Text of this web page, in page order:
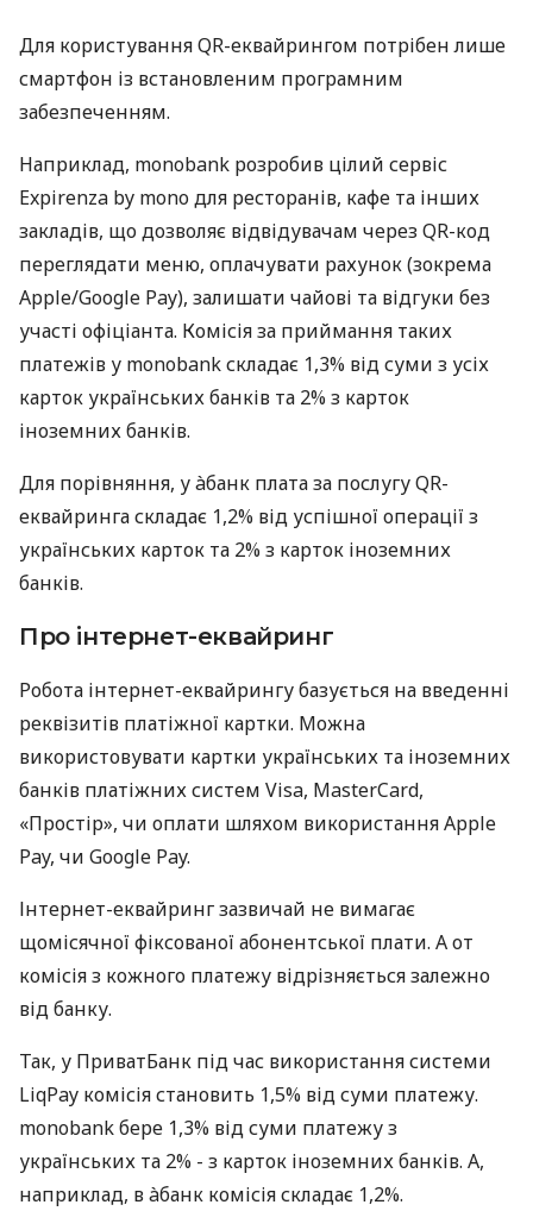
Для користування QR-еквайрингом потрібен лише
смартфон із встановленим програмним
забезпеченням.
Наприклад, monobank розробив цілий сервіс
Expirenza by mono для ресторанів, кафе та інших
закладів, що дозволяє відвідувачам через QR-код
переглядати меню, оплачувати рахунок (зокрема
Apple/Google Pay), залишати чайові та відгуки без
участі офіціанта. Комісія за приймання таких
платежів у monobank складає 1,3% від суми з усіх
карток українських банків та 2% з карток
іноземних банків.
Для порівняння, у àбанк плата за послугу QR-
еквайринга складає 1,2% від успішної операції з
українських карток та 2% з карток іноземних
банків.
Про інтернет-еквайринг
Робота інтернет-еквайрингу базується на введенні
реквізитів платіжної картки. Можна
використовувати картки українських та іноземних
банків платіжних систем Visa, MasterCard,
«Простір», чи оплати шляхом використання Apple
Pay, чи Google Pay.
Інтернет-еквайринг зазвичай не вимагає
щомісячної фіксованої абонентської плати. А от
комісія з кожного платежу відрізняється залежно
від банку.
Так, у ПриватБанк під час використання системи
LiqPay комісія становить 1,5% від суми платежу.
monobank бере 1,3% від суми платежу з
українських та 2% - з карток іноземних банків. А,
наприклад, в àбанк комісія складає 1,2%.